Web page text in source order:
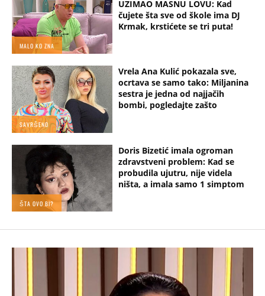
MALO KO ZNA
UZIMAO MASNU LOVU: Kad
čujete šta sve od škole ima DJ
Krmak, krstićete se tri puta!
SAVRŠENO
Vrela Ana Kulić pokazala sve,
ocrtava se samo tako: Miljanina
sestra je jedna od najjačih
bombi, pogledajte zašto
ŠTA OVO BI?
Doris Bizetić imala ogroman
zdravstveni problem: Kad se
probudila ujutru, nije videla
ništa, a imala samo 1 simptom